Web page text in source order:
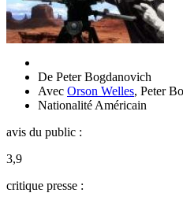
De Peter Bogdanovich
Avec Orson Welles, Peter
Nationalité Américain
avis du public :
3,9
critique presse :